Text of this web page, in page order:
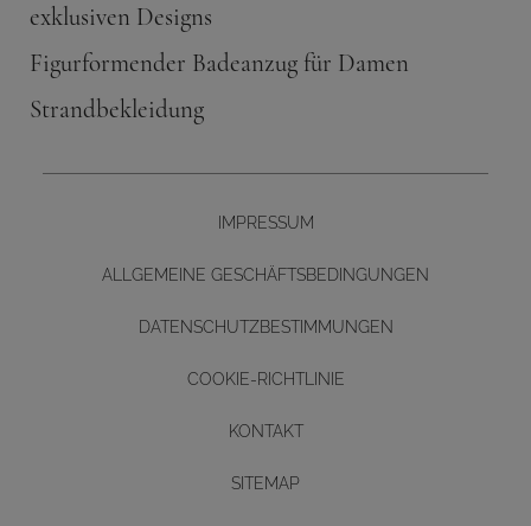
exklusiven Designs
Figurformender Badeanzug für Damen
Strandbekleidung
IMPRESSUM
ALLGEMEINE GESCHÄFTSBEDINGUNGEN
DATENSCHUTZBESTIMMUNGEN
COOKIE-RICHTLINIE
KONTAKT
SITEMAP
Diseño y desarrollo web -